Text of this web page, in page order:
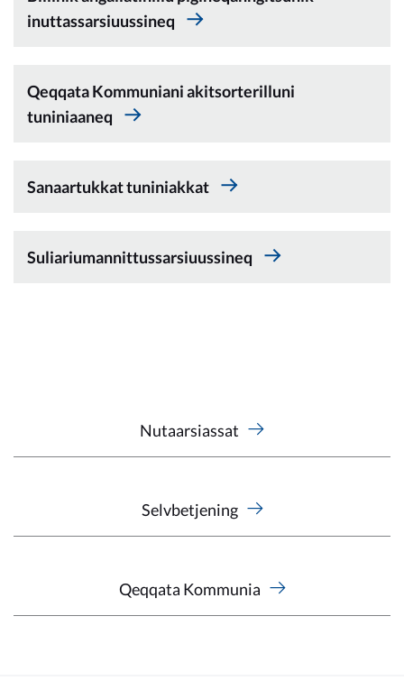
Kommunimi pilersaarut
inuttassarsiuussineq
Qeqqata Kommuniani akitsorterilluni
tuniniaaneq
Sanaartukkat tuniniakkat
Suliariumannittussarsiuussineq
Nutaarsiassat
Selvbetjening
Qeqqata Kommunia